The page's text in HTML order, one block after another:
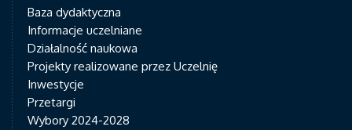
Baza dydaktyczna
Informacje uczelniane
Działalność naukowa
Projekty realizowane przez Uczelnię
Inwestycje
Przetargi
Wybory 2024-2028